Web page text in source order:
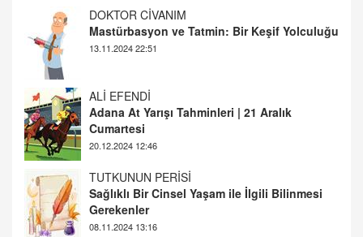
ALİ EFENDİ
Adana At Yarışı Tahminleri | 21 Aralık
Cumartesi
TUTKUNUN PERİSİ
Sağlıklı Bir Cinsel Yaşam ile İlgili Bilinmesi
Gerekenler
08.11.2024 13:16
FARUK ÖNALAN
Tezkere Onaylanmasaydı…
2 Kasım 2021 Salı 00:11